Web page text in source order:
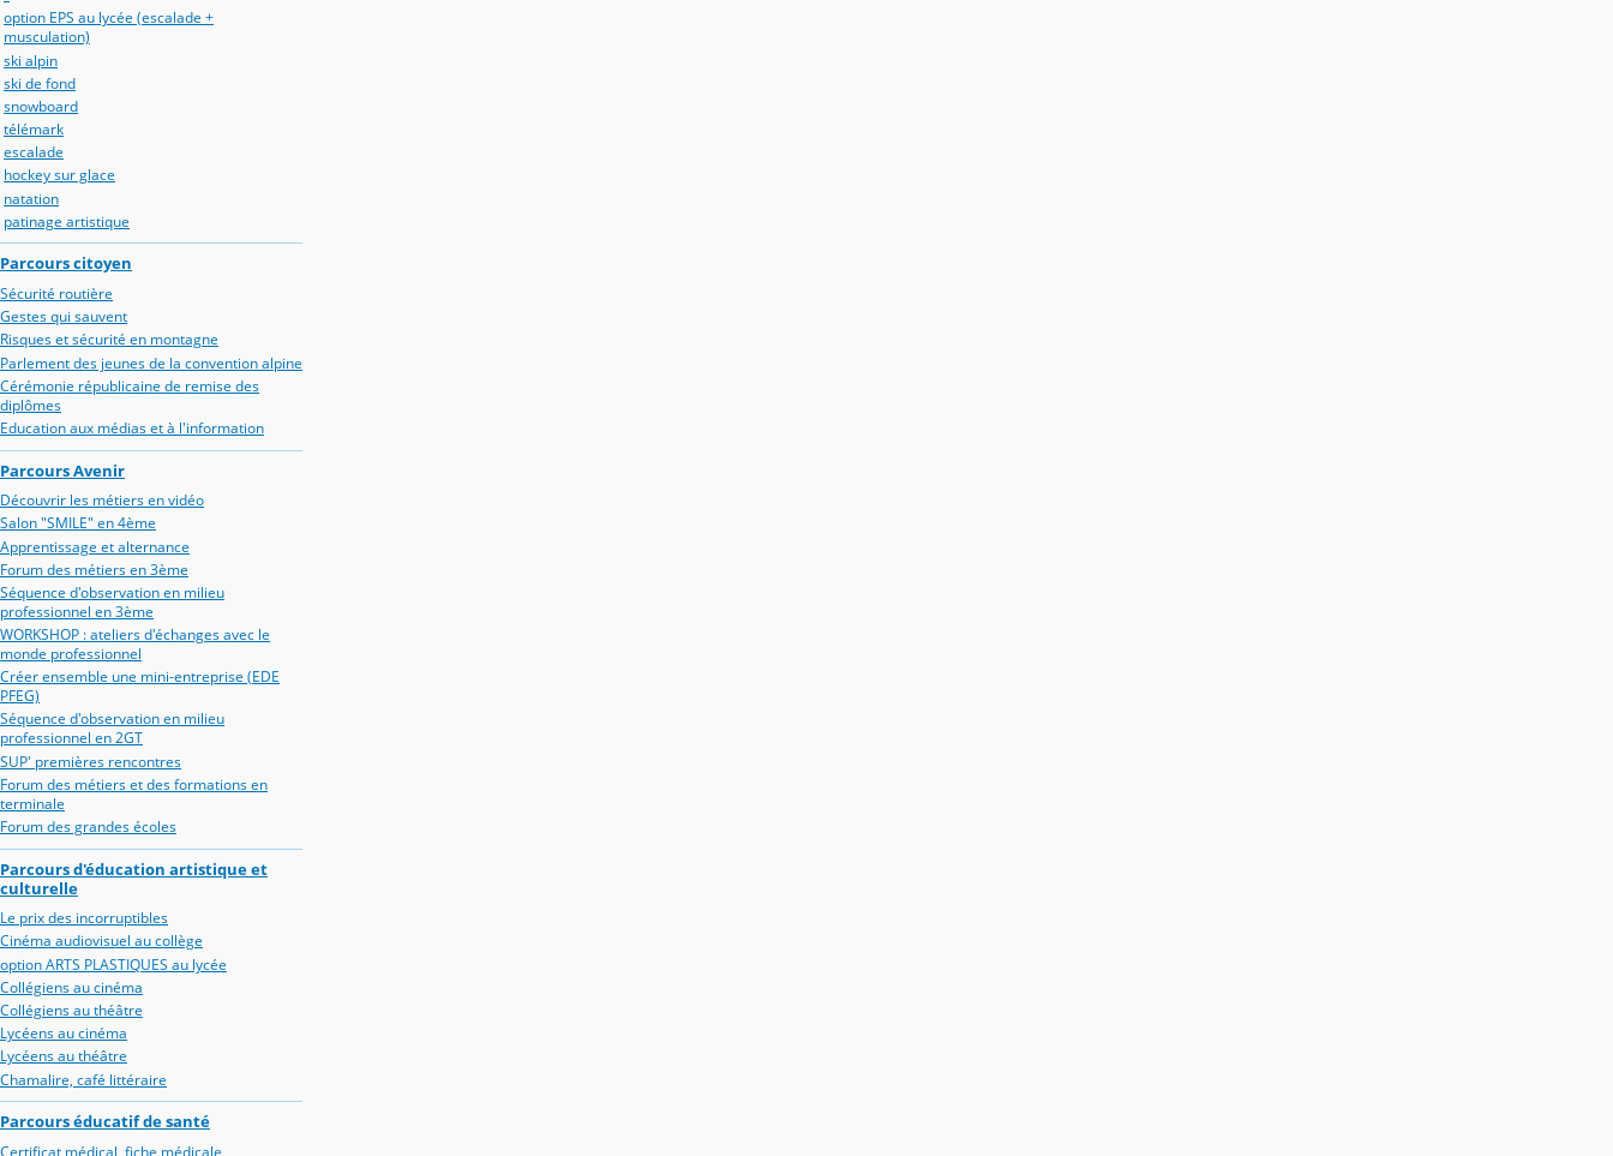
option EPS au lycée (escalade +
musculation)
ski alpin
ski de fond
snowboard
télémark
escalade
hockey sur glace
natation
patinage artistique
Parcours citoyen
Sécurité routière
Gestes qui sauvent
Risques et sécurité en montagne
Parlement des jeunes de la convention alpine
Cérémonie républicaine de remise des
diplômes
Education aux médias et à l'information
Parcours Avenir
Découvrir les métiers en vidéo
Salon "SMILE" en 4ème
Apprentissage et alternance
Forum des métiers en 3ème
Séquence d'observation en milieu
professionnel en 3ème
WORKSHOP : ateliers d'échanges avec le
monde professionnel
Créer ensemble une mini-entreprise (EDE
PFEG)
Séquence d'observation en milieu
professionnel en 2GT
SUP' premières rencontres
Forum des métiers et des formations en
terminale
Forum des grandes écoles
Parcours d'éducation artistique et
culturelle
Le prix des incorruptibles
Cinéma audiovisuel au collège
option ARTS PLASTIQUES au lycée
Collégiens au cinéma
Collégiens au théâtre
Lycéens au cinéma
Lycéens au théâtre
Chamalire, café littéraire
Parcours éducatif de santé
Certificat médical, fiche médicale